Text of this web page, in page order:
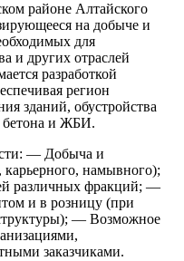
районе Алтайского
на добыче и
для
и других отраслей
разработкой
регион
зданий, обустройства
бетона и ЖБИ.
— Добыча и
карьерного, намывного);
различных фракций; —
и в розницу (при
— Возможное
заказчиками.